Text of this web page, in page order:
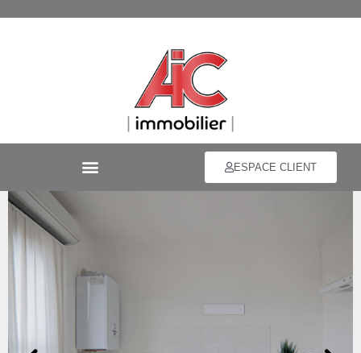
ESPACE CLIENT